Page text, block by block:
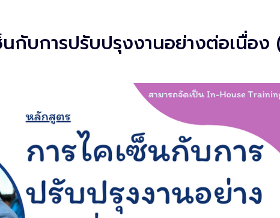
นกับการปรับปรุงงานอย่างต่อเนื่อง